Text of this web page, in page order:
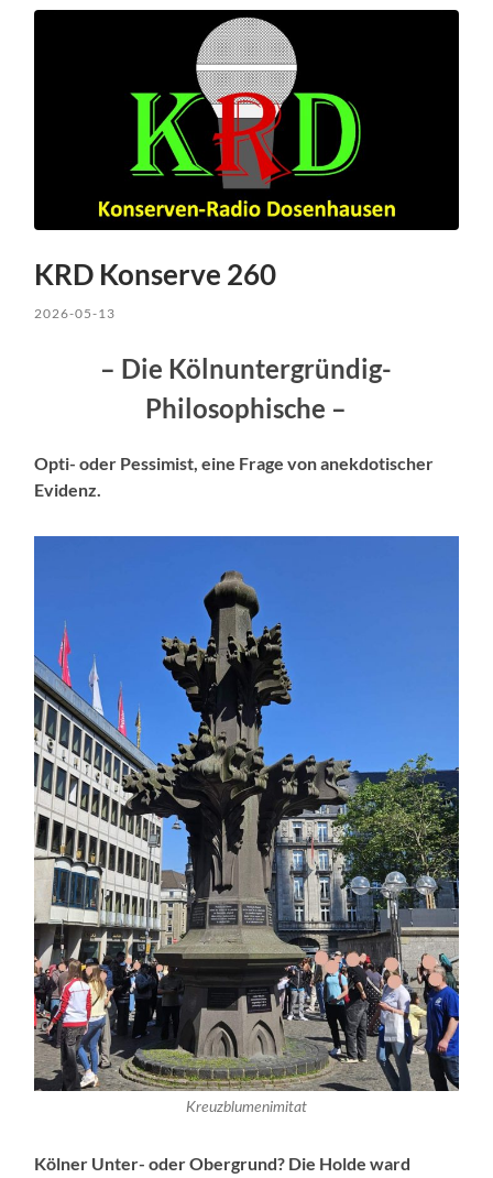
KRD Konserve 260
2026-05-13
– Die Kölnuntergründig-
Philosophische –
Opti- oder Pessimist, eine Frage von anekdotischer
Evidenz.
Kreuzblumenimitat
Kölner Unter- oder Obergrund? Die Holde ward